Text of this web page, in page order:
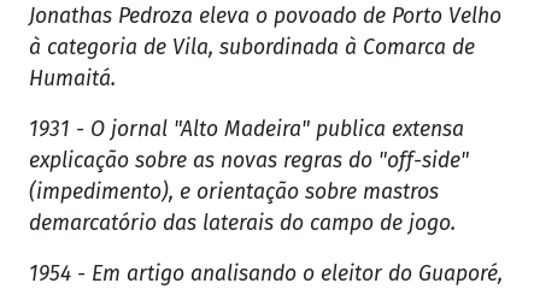
Jonathas Pedroza eleva o povoado de Porto Velho
à categoria de Vila, subordinada à Comarca de
Humaitá.
1931 - O jornal "Alto Madeira" publica extensa
explicação sobre as novas regras do "off-side"
(impedimento), e orientação sobre mastros
demarcatório das laterais do campo de jogo.
1954 - Em artigo analisando o eleitor do Guaporé,